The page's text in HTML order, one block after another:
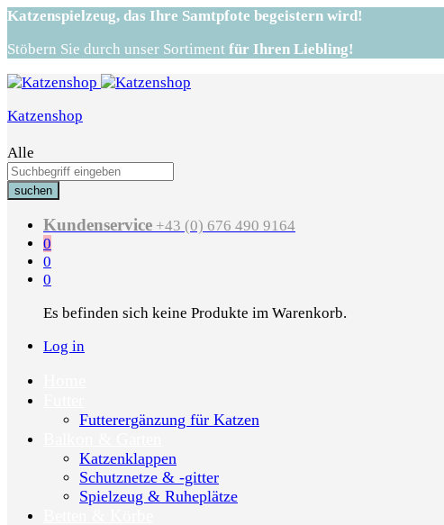
Katzenspielzeug, das Ihre Samtpfote begeistern wird!
Stöbern Sie durch unser Sortiment für Ihren Liebling!
Katzenshop
Alle
suchen
Kundenservice +43 (0) 676 490 9164
0
0
0
Es befinden sich keine Produkte im Warenkorb.
Log in
Futterergänzung für Katzen
Katzenklappen
Schutznetze & -gitter
Spielzeug & Ruheplätze